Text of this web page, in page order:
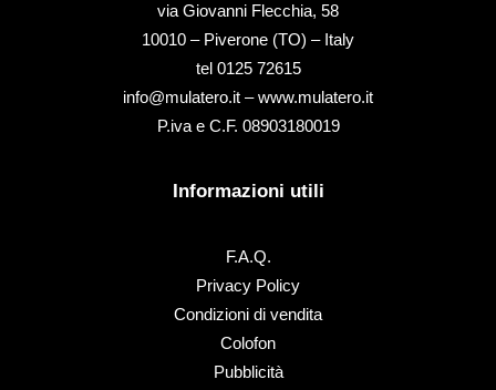
via Giovanni Flecchia, 58
10010 – Piverone (TO) – Italy
tel ‭0125 72615‬
info@mulatero.it –www.mulatero.it
P.iva e C.F. 08903180019
Informazioni utili
F.A.Q.
Privacy Policy
Condizioni di vendita
Colofon
Pubblicità